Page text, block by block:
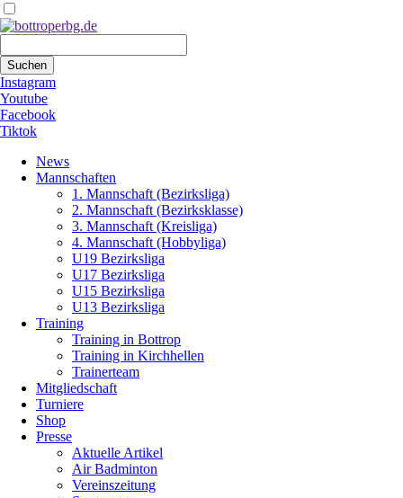
Suchen
Instagram
Youtube
Facebook
Tiktok
überspringen
News
Mannschaften
1. Mannschaft (Bezirksliga)
2. Mannschaft (Bezirksklasse)
3. Mannschaft (Kreisliga)
4. Mannschaft (Hobbyliga)
U19 Bezirksliga
U17 Bezirksliga
U15 Bezirksliga
U13 Bezirksliga
Training
Training in Bottrop
Training in Kirchhellen
Trainerteam
Mitgliedschaft
Turniere
Shop
Presse
Aktuelle Artikel
Air Badminton
Vereinszeitung